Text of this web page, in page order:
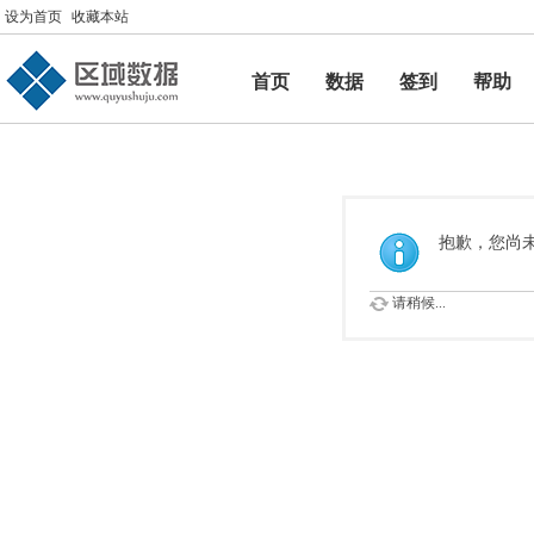
设为首页 收藏本站
首页 数据 签到
帮助
帮助
抱歉，您尚
请稍候...